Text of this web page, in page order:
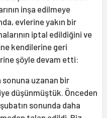
inşa edilmeye
evlerine yakın bir
iptal edildiğini ve
kendilerine geri
şöyle devam etti:
sonuna uzanan bir
düşünmüştük. Önceden
sonunda daha